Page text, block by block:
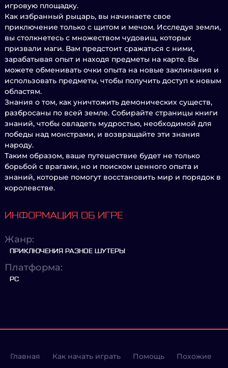
игровую площадку.
Как избранный рыцарь, вы начинаете свое
приключение только с щитом и мечом. Исследуя земли,
вы столкнетесь с множеством чудовищ, которых
призвали маги. Вам предстоит сражаться с ними,
зарабатывая опыт и находя предметы на карте. Вы
можете обменивать очки опыта на новые заклинания и
использовать предметы, чтобы получить доступ к новым
областям.
Знания о том, как уничтожить демонических существ,
разбросаны по всей земле. Собирайте страницы книги
знаний, чтобы овладеть мудростью, необходимой для
победы над монстрами, и возвращайте эти знания
народу.
Таким образом, ваше путешествие будет не только
борьбой с врагами, но и поиском ценного опыта и
знаний, которые помогут восстановить мир и порядок в
королевстве.
ИНФОРМАЦИЯ ОБ ИГРЕ
Жанр:
ПРИКЛЮЧЕНИЯ РАЗНОЕ ШУТЕРЫ
Платформа:
PC
Главная Как начать играть Помощь Похожие